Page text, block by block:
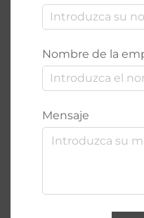
Nombre de la
Mensaje